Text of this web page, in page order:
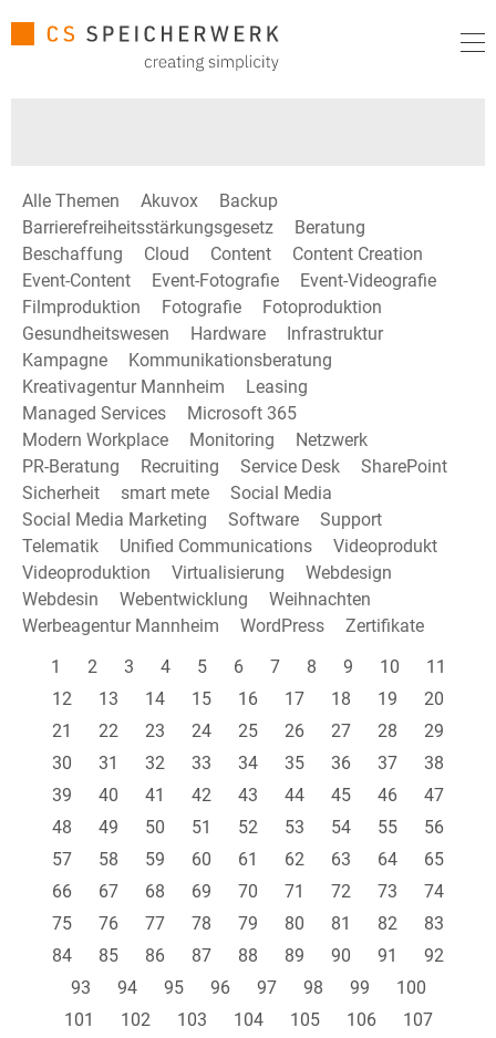
Alle Themen Akuvox
Backup
Barrierefreiheitsstärkungsgesetz
Beratung
Beschaffung
Cloud Content
Content Creation
Event-Content
Event-Fotografie
Event-Videografie
Filmproduktion
Fotografie
Fotoproduktion
Gesundheitswesen
Hardware
Infrastruktur
Kampagne
Kommunikationsberatung
Kreativagentur Mannheim
Leasing
Managed Services
Microsoft 365
Modern Workplace
Monitoring
Netzwerk
PR-Beratung
Recruiting Service Desk
SharePoint
Sicherheit
smart mete
Social Media
Social Media Marketing
Software
Support
Telematik
Unified Communications
Videoprodukt
Videoproduktion
Virtualisierung
Webdesign
Webdesin
Webentwicklung
Weihnachten
Werbeagentur Mannheim
WordPress
Zertifikate
1
2 3 4 5 6 7 8 9 10
11
12
13 14 15 16 17 18 19
20
21
22 23 24 25 26 27 28
29
30
31 32 33 34 35 36 37
38
39
40 41 42 43 44 45 46
47
48
49 50 51 52 53 54 55
56
57
58 59 60 61 62 63 64
65
66
67 68 69 70 71 72 73
74
75
76 77 78 79 80 81 82
83
84
85 86 87 88 89 90 91
92
93
94 95 96 97 98 99
100
101
102 103 104 105 106
107